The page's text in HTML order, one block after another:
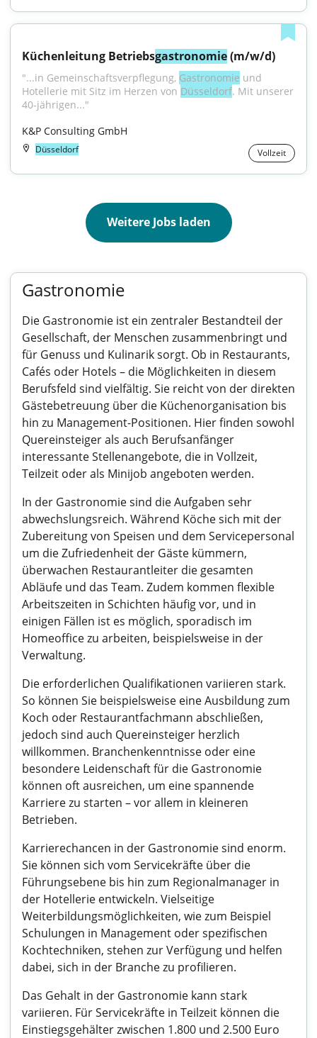
Küchenleitung Betriebsgastronomie (m/w/d)
"...in Gemeinschaftsverpflegung, Gastronomie und
Hotellerie mit Sitz im Herzen von Düsseldorf. Mit unserer
40-jährigen..."
K&P Consulting GmbH
Düsseldorf Vollzeit
Weitere Jobs laden
Gastronomie
Die Gastronomie ist ein zentraler Bestandteil der
Gesellschaft, der Menschen zusammenbringt und
für Genuss und Kulinarik sorgt. Ob in Restaurants,
Cafés oder Hotels – die Möglichkeiten in diesem
Berufsfeld sind vielfältig. Sie reicht von der direkten
Gästebetreuung über die Küchenorganisation bis
hin zu Management-Positionen. Hier finden sowohl
Quereinsteiger als auch Berufsanfänger
interessante Stellenangebote, die in Vollzeit,
Teilzeit oder als Minijob angeboten werden.
In der Gastronomie sind die Aufgaben sehr
abwechslungsreich. Während Köche sich mit der
Zubereitung von Speisen und dem Servicepersonal
um die Zufriedenheit der Gäste kümmern,
überwachen Restaurantleiter die gesamten
Abläufe und das Team. Zudem kommen flexible
Arbeitszeiten in Schichten häufig vor, und in
einigen Fällen ist es möglich, sporadisch im
Homeoffice zu arbeiten, beispielsweise in der
Verwaltung.
Die erforderlichen Qualifikationen variieren stark.
So können Sie beispielsweise eine Ausbildung zum
Koch oder Restaurantfachmann abschließen,
jedoch sind auch Quereinsteiger herzlich
willkommen. Branchenkenntnisse oder eine
besondere Leidenschaft für die Gastronomie
können oft ausreichen, um eine spannende
Karriere zu starten – vor allem in kleineren
Betrieben.
Karrierechancen in der Gastronomie sind enorm.
Sie können sich vom Servicekräfte über die
Führungsebene bis hin zum Regionalmanager in
der Hotellerie entwickeln. Vielseitige
Weiterbildungsmöglichkeiten, wie zum Beispiel
Schulungen in Management oder spezifischen
Kochtechniken, stehen zur Verfügung und helfen
dabei, sich in der Branche zu profilieren.
Das Gehalt in der Gastronomie kann stark
variieren. Für Servicekräfte in Teilzeit können die
Einstiegsgehälter zwischen 1.800 und 2.500 Euro